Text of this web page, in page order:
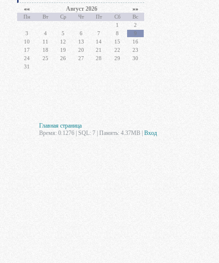
«« Август 2026 »»
Пн Вт Ср Чт Пт Сб
Вс
1
2
3
4 5 6 7 8
9
10
11 12 13 14 15
16
17
18 19 20 21 22
23
24
25 26 27 28 29
30
31
Главная страница
Время: 0.1276 | SQL: 7 | Память: 4.37MB Вход